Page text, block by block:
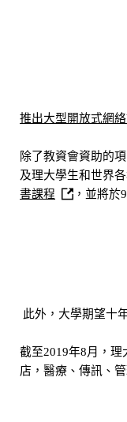
推出大型開放式網
除了教資會資助的
及理大學生和世界
書課程
，並將於
此外，大學期望十
截至2019年8月，
店，醫療、傳訊、